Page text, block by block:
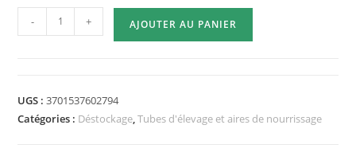
quantité
de
chasse
verre
- + AJOUTER AU PANIER
UGS :3701537602794
Catégories : Déstockage,Tubes d'élevage et aires de nourrissage